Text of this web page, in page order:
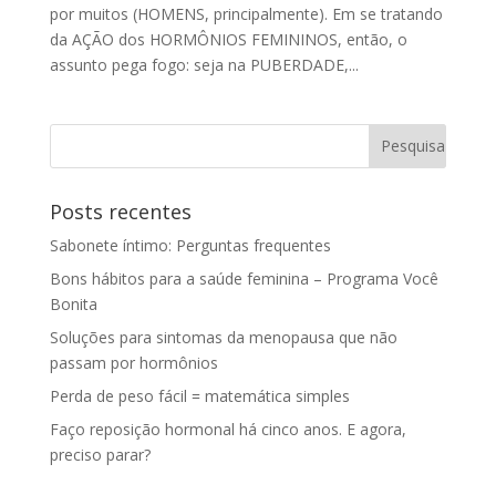
por muitos (HOMENS, principalmente). Em se tratando
da AÇÃO dos HORMÔNIOS FEMININOS, então, o
assunto pega fogo: seja na PUBERDADE,...
Posts recentes
Sabonete íntimo: Perguntas frequentes
Bons hábitos para a saúde feminina – Programa Você
Bonita
Soluções para sintomas da menopausa que não
passam por hormônios
Perda de peso fácil = matemática simples
Faço reposição hormonal há cinco anos. E agora,
preciso parar?